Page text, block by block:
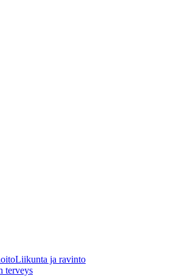
Liikunta ja ravinto
terveys